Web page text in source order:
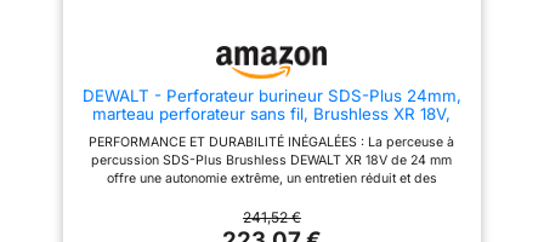
efficaces et puissantes.
RÉFLÉCHI】 Pour votre sécurité
et votre confort, nous avons
protection d'embrayage de
sécurité pour éviter les rebonds
et réduire la tension du poignet.
s'adapte aux espaces restreints
DEWALT - Perforateur burineur SDS-Plus 24mm,
marteau perforateur sans fil, Brushless XR 18V,
Unité Nue, DCH273N-XJ
PERFORMANCE ET DURABILITÉ INÉGALÉES : La perceuse à
percussion SDS-Plus Brushless DEWALT XR 18V de 24 mm
offre une autonomie extrême, un entretien réduit et des
parfait pour les professionnels qui ont besoin d'outils fiables
et efficaces. MOTEUR BRUSHLESS 18V : Offre une autonomie
241,52 €